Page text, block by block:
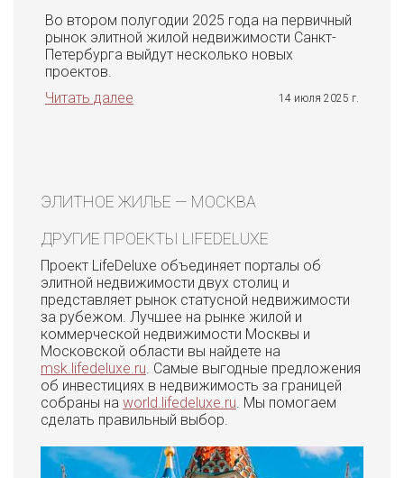
Во втором полугодии 2025 года на первичный
рынок элитной жилой недвижимости Санкт-
Петербурга выйдут несколько новых
проектов.
Читать далее
14 июля 2025 г.
ЭЛИТНОЕ ЖИЛЬЕ — МОСКВА
ДРУГИЕ ПРОЕКТЫ LIFEDELUXE
Проект LifeDeluxe объединяет порталы об
элитной недвижимости двух столиц и
представляет рынок статусной недвижимости
за рубежом. Лучшее на рынке жилой и
коммерческой недвижимости Москвы и
Московской области вы найдете на
msk.lifedeluxe.ru. Самые выгодные предложения
об инвестициях в недвижимость за границей
собраны на world.lifedeluxe.ru. Мы помогаем
сделать правильный выбор.